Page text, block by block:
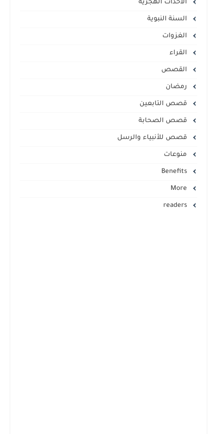
الأحداث الهجرية
السنة النبوية
الغزوات
القراء
القصص
رمضان
قصص التابعين
قصص الصحابة
قصص للأنبياء والرسل
منوعات
Benefits
readers